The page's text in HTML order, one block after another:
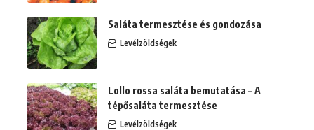
Saláta termesztése és gondozása
Levélzöldségek
Lollo rossa saláta bemutatása – A
tépősaláta termesztése
Levélzöldségek